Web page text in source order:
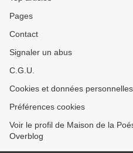
Pages
Contact
Signaler un abus
C.G.U.
Cookies et données personnelles
Préférences cookies
Voir le profil de Maison de la
Overblog